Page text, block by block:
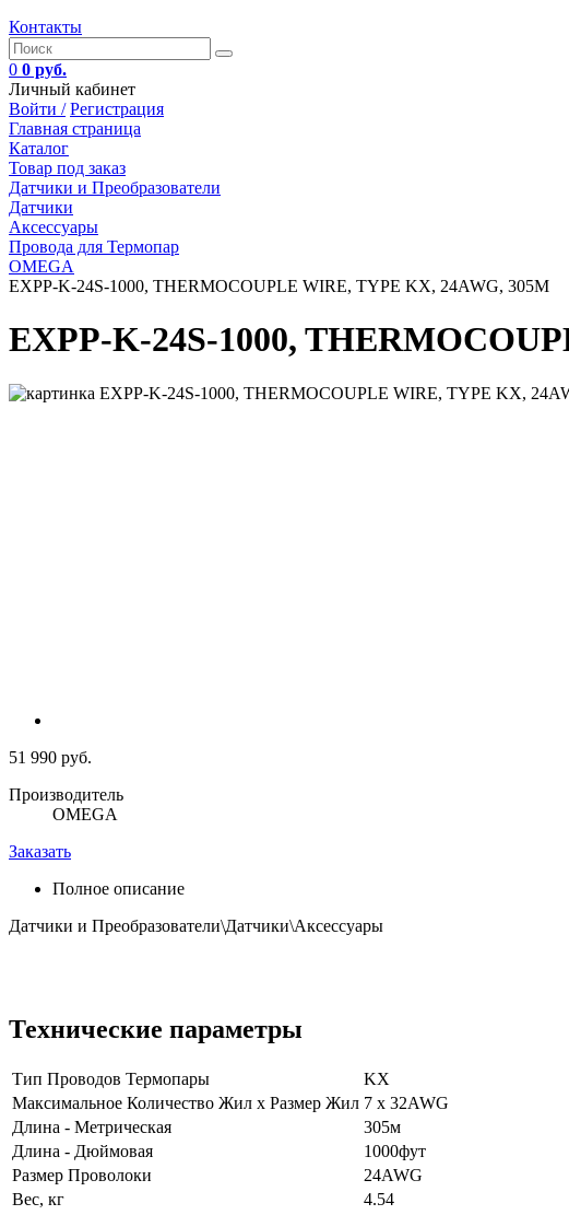
Контакты
0 0 руб.
Личный кабинет
Войти / Регистрация
Главная страница
Каталог
Товар под заказ
Датчики и Преобразователи
Датчики
Аксессуары
Провода для Термопар
OMEGA
EXPP-K-24S-1000, THERMOCOUPLE WIRE, TYPE KX, 24AWG, 305M
EXPP-K-24S-1000,
51 990 руб.
Производитель
OMEGA
Заказать
Полное описание
Датчики и Преобразователи\Датчики\Аксессуары
Технические параметры
Тип Проводов Термопары
KX
Максимальное Количество Жил x Размер Жил 7 x 32AWG
Длина - Метрическая
305м
Длина - Дюймовая
1000фут
Размер Проволоки
24AWG
Вес, кг
4.54